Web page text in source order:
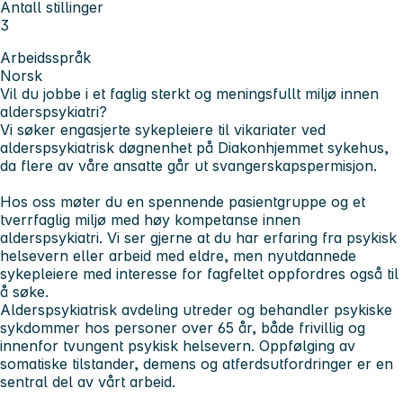
Antall stillinger
3
Arbeidsspråk
Norsk
Vil du jobbe i et faglig sterkt og meningsfullt miljø innen
alderspsykiatri?
Vi søker engasjerte sykepleiere til vikariater ved
alderspsykiatrisk døgnenhet på Diakonhjemmet sykehus,
da flere av våre ansatte går ut svangerskapspermisjon.
Hos oss møter du en spennende pasientgruppe og et
tverrfaglig miljø med høy kompetanse innen
alderspsykiatri. Vi ser gjerne at du har erfaring fra psykisk
helsevern eller arbeid med eldre, men nyutdannede
sykepleiere med interesse for fagfeltet oppfordres også til
å søke.
Alderspsykiatrisk avdeling utreder og behandler psykiske
sykdommer hos personer over 65 år, både frivillig og
innenfor tvungent psykisk helsevern. Oppfølging av
somatiske tilstander, demens og atferdsutfordringer er en
sentral del av vårt arbeid.